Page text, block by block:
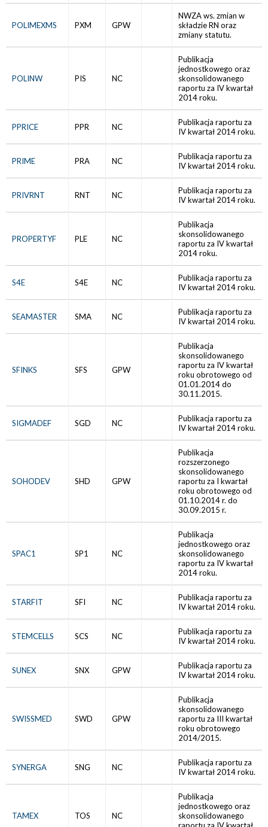
POLIMEXMS PXM GPW
NWZA ws. zmian w
składzie RN oraz
zmiany statutu.
POLINW PIS NC
Publikacja
jednostkowego oraz
skonsolidowanego
raportu za IV kwartał
2014 roku.
PPRICE PPR NC
Publikacja raportu za
IV kwartał 2014 roku.
PRIME PRA NC
Publikacja raportu za
IV kwartał 2014 roku.
PRIVRNT RNT NC
Publikacja raportu za
IV kwartał 2014 roku.
PROPERTYF PLE NC
Publikacja
skonsolidowanego
raportu za IV kwartał
2014 roku.
S4E S4E NC
Publikacja raportu za
IV kwartał 2014 roku.
SEAMASTER SMA NC
Publikacja raportu za
IV kwartał 2014 roku.
SFINKS SFS GPW
Publikacja
skonsolidowanego
raportu za IV kwartał
roku obrotowego od
01.01.2014 do
30.11.2015.
SIGMADEF SGD NC
Publikacja raportu za
IV kwartał 2014 roku.
SOHODEV SHD GPW
Publikacja
rozszerzonego
skonsolidowanego
raportu za I kwartał
roku obrotowego od
01.10.2014 r. do
30.09.2015 r.
SPAC1 SP1 NC
Publikacja
jednostkowego oraz
skonsolidowanego
raportu za IV kwartał
2014 roku.
STARFIT SFI NC
Publikacja raportu za
IV kwartał 2014 roku.
STEMCELLS SCS NC
Publikacja raportu za
IV kwartał 2014 roku.
SUNEX SNX GPW
Publikacja raportu za
IV kwartał 2014 roku.
SWISSMED SWD GPW
Publikacja
skonsolidowanego
raportu za III kwartał
roku obrotowego
2014/2015.
SYNERGA SNG NC
Publikacja raportu za
IV kwartał 2014 roku.
TAMEX TOS NC
Publikacja
jednostkowego oraz
skonsolidowanego